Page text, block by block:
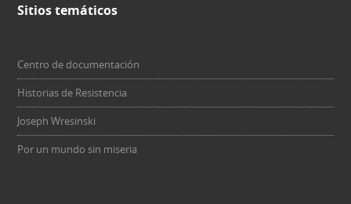
Sitios temáticos
Centro de documentación
Historias de Resistencia
Joseph Wresinski
Por un mundo sin miseria